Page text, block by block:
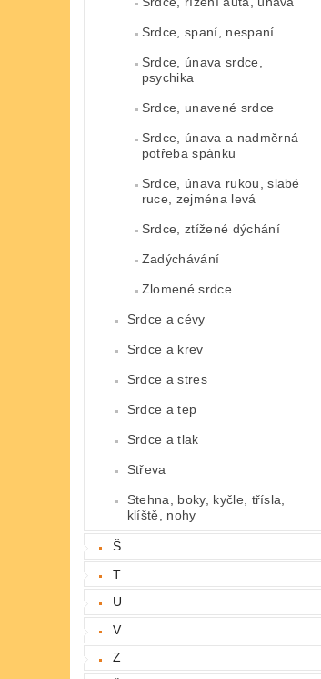
Srdce, spaní, nespaní
Srdce, únava srdce,
psychika
Srdce, unavené srdce
Srdce, únava a nadměrná
potřeba spánku
Srdce, únava rukou, slabé
ruce, zejména levá
Srdce, ztížené dýchání
Zadýchávání
Zlomené srdce
Srdce a cévy
Srdce a krev
Srdce a stres
Srdce a tep
Srdce a tlak
Střeva
Stehna, boky, kyčle, třísla,
klíště, nohy
Š
T
U
V
Z